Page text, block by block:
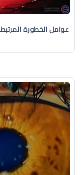
عوامل الخطورة